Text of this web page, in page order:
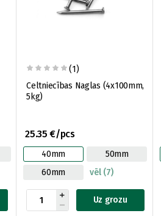
(1)
Celtniecības Naglas (4x100mm,
5kg)
25.35 €/pcs
40mm
50mm
60mm
vēl (7)
Uz grozu